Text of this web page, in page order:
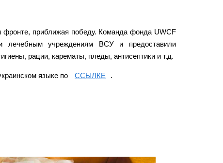
приближая победу. Команда фонда UWCF
лечебным учреждениям ВСУ и предоставили
рации, карематы, пледы, антисептики и т.д.
языке по ССЫЛКЕ .